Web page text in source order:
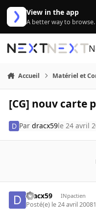
Aller au contenu
View in the app
A better way to browse.
Accueil Matériel et
[CG] nouv carte
Pardracx59le 24 avril
dracx59 INpactien
Posté(e) le 24 avril 2008